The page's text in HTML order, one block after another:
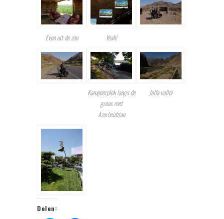
Even uit de zon Yeah!
Kampeerplek langs de
grens met
Azerbeidzjan
Jolfa vallei
Delen: